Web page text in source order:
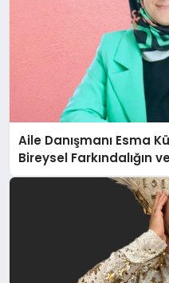
Aile Danışmanı Esma
Bireysel Farkındalığın
Anlatıyor